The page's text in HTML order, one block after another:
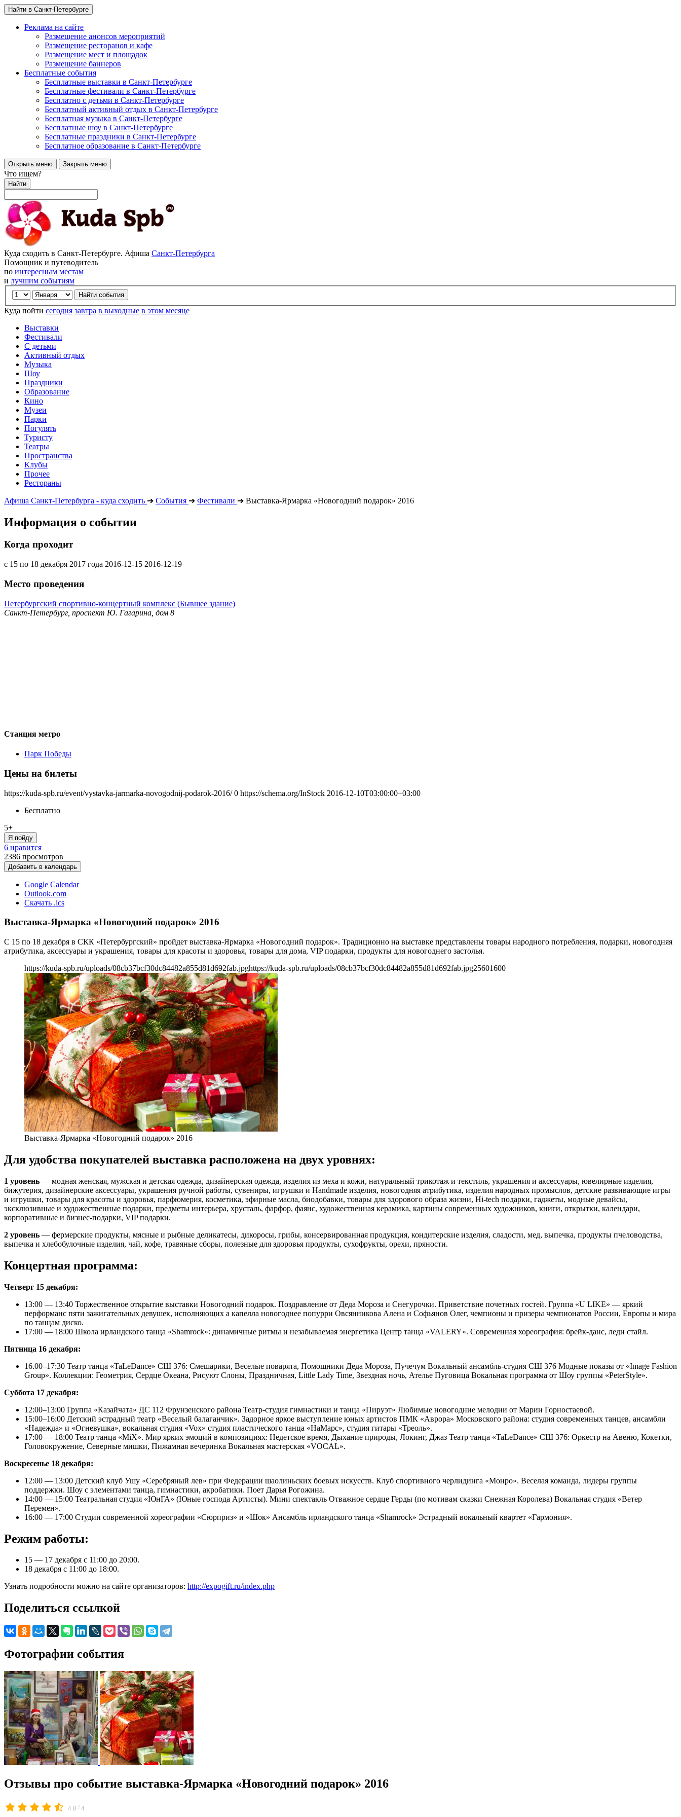
Найти в Санкт-Петербурге
Реклама на сайте
Размещение анонсов мероприятий
Размещение ресторанов и кафе
Размещение мест и площадок
Размещение баннеров
Бесплатные события
Бесплатные выставки в Санкт-Петербурге
Бесплатные фестивали в Санкт-Петербурге
Бесплатно с детьми в Санкт-Петербурге
Бесплатный активный отдых в Санкт-Петербурге
Бесплатная музыка в Санкт-Петербурге
Бесплатные шоу в Санкт-Петербурге
Бесплатные праздники в Санкт-Петербурге
Бесплатное образование в Санкт-Петербурге
Открыть меню Закрыть меню
Что ищем?
Найти
Куда сходить в Санкт-Петербурге. Афиша Санкт-Петербурга
Помощник и путеводитель
по интересным местам
и лучшим событиям
Куда пойти сегодня завтра в выходные в этом месяце
Выставки
Фестивали
С детьми
Активный отдых
Музыка
Шоу
Праздники
Образование
Кино
Музеи
Парки
Погулять
Туристу
Театры
Пространства
Клубы
Прочее
Рестораны
Афиша Санкт-Петербурга - куда сходить ➔ События ➔ Фестивали ➔ Выставка-Ярмарка «Новогодний подарок» 2016
Информация о событии
Когда проходит
с 15 по 18 декабря 2017 года 2016-12-15 2016-12-19
Место проведения
Петербургский спортивно-концертный комплекс (Бывшее здание)
Санкт-Петербург, проспект Ю. Гагарина, дом 8
Станция метро
Парк Победы
Цены на билеты
https://kuda-spb.ru/event/vystavka-jarmarka-novogodnij-podarok-2016/ 0 https://schema.org/InStock 2016-12-10T03:00:00+03:00
Бесплатно
5+
Я пойду
6 нравится
2386 просмотров
Добавить в календарь
Google Calendar
Outlook.com
Скачать .ics
Выставка-Ярмарка «Новогодний подарок» 2016
С 15 по 18 декабря в СКК «Петербургский» пройдет выставка-Ярмарка «Новогодний подарок». Традиционно на выставке представлены товары народного потребления, подарки, новогодняя
атрибутика, аксессуары и украшения, товары для красоты и здоровья, товары для дома, VIP подарки, продукты для новогоднего застолья.
https://kuda-spb.ru/uploads/08cb37bcf30dc84482a855d81d692fab.jpghttps://kuda-spb.ru/uploads/08cb37bcf30dc84482a855d81d692fab.jpg25601600
Выставка-Ярмарка «Новогодний подарок» 2016
Для удобства покупателей выставка расположена на двух уровнях:
1 уровень — модная женская, мужская и детская одежда, дизайнерская одежда, изделия из меха и кожи, натуральный трикотаж и текстиль, украшения и аксессуары, ювелирные изделия,
бижутерия, дизайнерские аксессуары, украшения ручной работы, сувениры, игрушки и Handmade изделия, новогодняя атрибутика, изделия народных промыслов, детские развивающие игры
и игрушки, товары для красоты и здоровья, парфюмерия, косметика, эфирные масла, биодобавки, товары для здорового образа жизни, Hi-tech подарки, гаджеты, модные девайсы,
эксклюзивные и художественные подарки, предметы интерьера, хрусталь, фарфор, фаянс, художественная керамика, картины современных художников, книги, открытки, календари,
корпоративные и бизнес-подарки, VIP подарки.
2 уровень — фермерские продукты, мясные и рыбные деликатесы, дикоросы, грибы, консервированная продукция, кондитерские изделия, сладости, мед, выпечка, продукты пчеловодства,
выпечка и хлебобулочные изделия, чай, кофе, травяные сборы, полезные для здоровья продукты, сухофрукты, орехи, пряности.
Концертная программа:
Четверг 15 декабря:
13:00 — 13:40 Торжественное открытие выставки Новогодний подарок. Поздравление от Деда Мороза и Снегурочки. Приветствие почетных гостей. Группа «U LIKE» — яркий
перформанс пяти зажигательных девушек, исполняющих а капелла новогоднее попурри Овсянникова Алена и Софьянов Олег, чемпионы и призеры чемпионатов России, Европы и мира
по танцам диско.
17:00 — 18:00 Школа ирландского танца «Shamrock»: динамичные ритмы и незабываемая энергетика Центр танца «VALERY». Современная хореография: брейк-данс, леди стайл.
Пятница 16 декабря:
16.00–17:30 Театр танца «TaLeDance» СШ 376: Смешарики, Веселые поварята, Помощники Деда Мороза, Пучечум Вокальный ансамбль-студия СШ 376 Модные показы от «Image Fashion
Group». Коллекции: Геометрия, Сердце Океана, Рисуют Слоны, Праздничная, Little Lady Time, Звездная ночь, Ателье Пуговица Вокальная программа от Шоу группы «PeterStyle».
Суббота 17 декабря:
12:00–13:00 Группа «Казайчата» ДС 112 Фрунзенского района Театр-студия гимнастики и танца «Пируэт» Любимые новогодние мелодии от Марии Горностаевой.
15:00–16:00 Детский эстрадный театр «Веселый балаганчик». Задорное яркое выступление юных артистов ПМК «Аврора» Московского района: студия современных танцев, ансамбли
«Надежда» и «Огневушка», вокальная студия «Vox» студия пластического танца «НаМарс», студия гитары «Треоль».
17:00 — 18:00 Театр танца «MiX». Мир ярких эмоций в композициях: Недетское время, Дыхание природы, Локинг, Джаз Театр танца «TaLeDance» СШ 376: Оркестр на Авеню, Кокетки,
Головокружение, Северные мишки, Пижамная вечеринка Вокальная мастерская «VOCAL».
Воскресенье 18 декабря:
12:00 — 13:00 Детский клуб Ушу «Серебряный лев» при Федерации шаолиньских боевых искусств. Клуб спортивного черлидинга «Монро». Веселая команда, лидеры группы
поддержки. Шоу с элементами танца, гимнастики, акробатики. Поет Дарья Рогожина.
14:00 — 15:00 Театральная студия «ЮнГА» (Юные господа Артисты). Мини спектакль Отважное сердце Герды (по мотивам сказки Снежная Королева) Вокальная студия «Ветер
Перемен».
16:00 — 17:00 Студии современной хореографии «Сюрприз» и «Шок» Ансамбль ирландского танца «Shamrock» Эстрадный вокальный квартет «Гармония».
Режим работы:
15 — 17 декабря с 11:00 до 20:00.
18 декабря с 11:00 до 18:00.
Узнать подробности можно на сайте организаторов: http://expogift.ru/index.php
Поделиться ссылкой
Фотографии события
Отзывы про событие выставка-Ярмарка «Новогодний подарок» 2016
4.8 /4